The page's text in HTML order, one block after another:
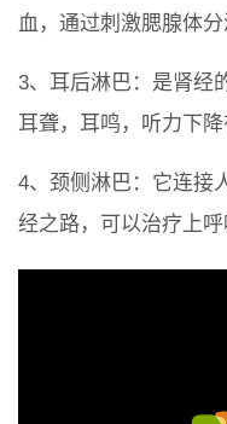
血，通过刺激腮腺体分
3、耳后淋巴：是肾经
耳聋，耳鸣，听力下降
4、颈侧淋巴：它连接
经之路，可以治疗上呼